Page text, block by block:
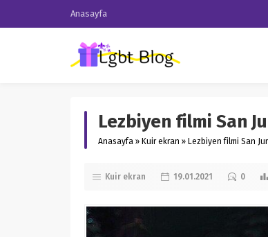
Anasayfa
Lezbiyen filmi San
Anasayfa » Kuir ekran » Lezbiyen filmi San
Kuir ekran 19.01.2021 0